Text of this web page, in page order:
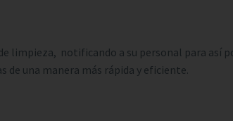
limpieza, notificando a su personal para así
de una manera más rápida y eficiente.